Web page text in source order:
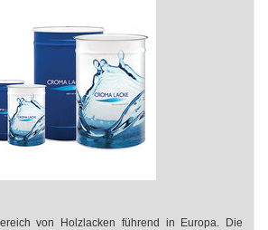
von Holzlacken führend in Europa. Die